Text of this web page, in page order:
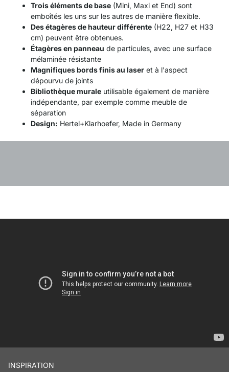
Trois éléments de base (Mini, Maxi et End) sont
emboîtés les uns sur les autres de manière flexible.
Des étagères de hauteur différente (H22, H27 et H33
cm) peuvent être obtenues.
Étagères en panneau de particules, avec une surface
mélaminée résistante
Magnifiques bords finis au laser et à l'aspect
dépourvu de joints
Bibliothèque murale utilisable également de manière
indépendante, par exemple comme meuble de
séparation
Design: Hertel+Klarhoefer, Made in Germany
INSPIRATION